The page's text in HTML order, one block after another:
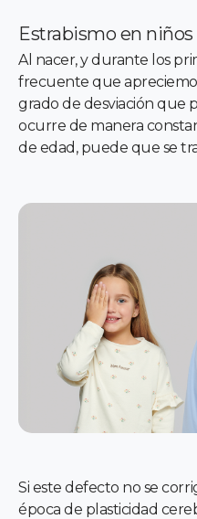
Estrabismo en niños
Al nacer, y durante los
frecuente que
grado de desviación que
ocurre de manera
de edad, puede que se
Si este defecto no se
época de plasticidad